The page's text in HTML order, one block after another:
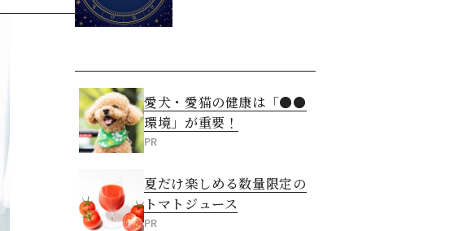
愛犬・愛猫の健康は「●●
環境」が重要！
PR
夏だけ楽しめる数量限定の
トマトジュース
PR